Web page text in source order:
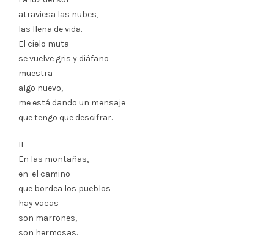
atraviesa las nubes,
las llena de vida.
El cielo muta
se vuelve gris y diáfano
muestra
algo nuevo,
me está dando un mensaje
que tengo que descifrar.
II
En las montañas,
en el camino
que bordea los pueblos
hay vacas
son marrones,
son hermosas.